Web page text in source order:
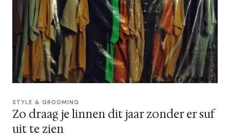
STYLE & GROOMING
Zo draag je linnen dit jaar zonder er suf
uit te zien